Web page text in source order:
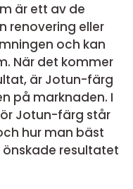
är ett av de
renovering eller
och kan
När det kommer
är Jotun-färg
på marknaden. I
Jotun-färg står
hur man bäst
resultatet